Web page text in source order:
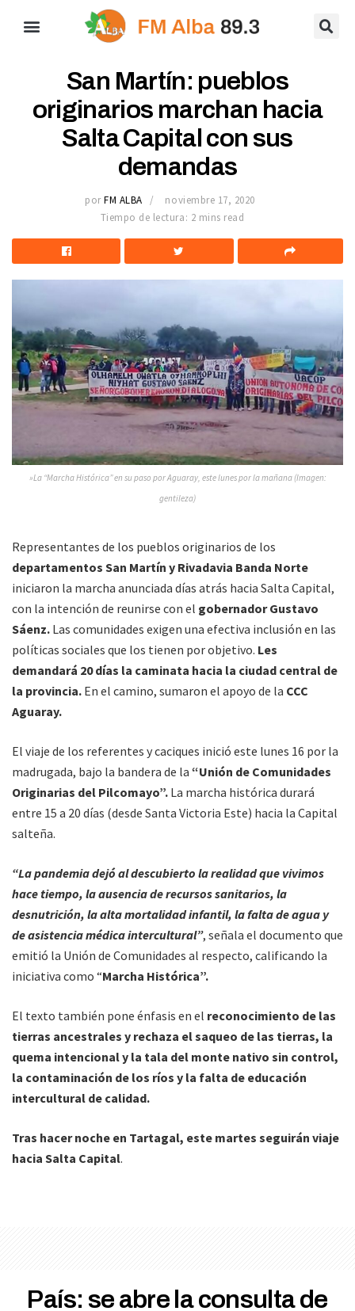
San Martín: pueblos
originarios marchan hacia
Salta Capital con sus
demandas
por FM ALBA
noviembre 17, 2020
Tiempo de lectura: 2 mins read
»La “Marcha Histórica” en su paso por Aguaray, este lunes por la mañana (Imagen:
gentileza)
Representantes de los pueblos originarios de los
departamentos San Martín y Rivadavia Banda Norte
iniciaron la marcha anunciada días atrás hacia Salta Capital,
con la intención de reunirse con el gobernador Gustavo
Sáenz. Las comunidades exigen una efectiva inclusión en las
políticas sociales que los tienen por objetivo. Les
demandará 20 días la caminata hacia la ciudad central de
la provincia. En el camino, sumaron el apoyo de la CCC
Aguaray.
El viaje de los referentes y caciques inició este lunes 16 por la
madrugada, bajo la bandera de la “Unión de Comunidades
Originarias del Pilcomayo”. La marcha histórica durará
entre 15 a 20 días (desde Santa Victoria Este) hacia la Capital
salteña.
“La pandemia dejó al descubierto la realidad que vivimos
hace tiempo, la ausencia de recursos sanitarios, la
desnutrición, la alta mortalidad infantil, la falta de agua y
de asistencia médica intercultural”, señala el documento que
emitió la Unión de Comunidades al respecto, calificando la
iniciativa como “Marcha Histórica”.
El texto también pone énfasis en el reconocimiento de las
tierras ancestrales y rechaza el saqueo de las tierras, la
quema intencional y la tala del monte nativo sin control,
la contaminación de los ríos y la falta de educación
intercultural de calidad.
Tras hacer noche en Tartagal, este martes seguirán viaje
hacia Salta Capital.
País: se abre la consulta de